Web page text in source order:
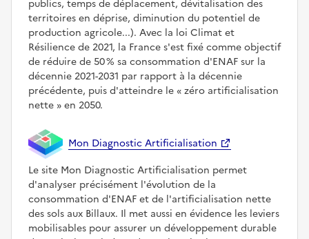
publics, temps de déplacement, dévitalisation des
territoires en déprise, diminution du potentiel de
production agricole...). Avec la loi Climat et
Résilience de 2021, la France s'est fixé comme objectif
de réduire de 50 % sa consommation d'ENAF sur la
décennie 2021-2031 par rapport à la décennie
précédente, puis d'atteindre le
zéro artificialisation
nette
en 2050.
Mon Diagnostic Artificialisation
Le site Mon Diagnostic Artificialisation permet
d'analyser précisément l'évolution de la
consommation d'ENAF et de l'artificialisation nette
des sols aux Billaux. Il met aussi en évidence les leviers
mobilisables pour assurer un développement durable